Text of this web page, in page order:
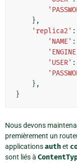
},
'replica2' :
'NAME' :
'USER' :
},
}
Nous devons
premièrement un
applicationsauthet
sont liés à